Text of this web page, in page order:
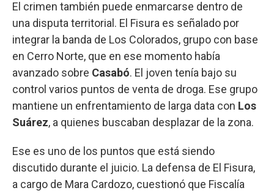
El crimen también puede enmarcarse dentro de
una disputa territorial. El Fisura es señalado por
integrar la banda de Los Colorados, grupo con base
en Cerro Norte, que en ese momento había
avanzado sobre Casabó. El joven tenía bajo su
control varios puntos de venta de droga. Ese grupo
mantiene un enfrentamiento de larga data con Los
Suárez, a quienes buscaban desplazar de la zona.
Ese es uno de los puntos que está siendo
discutido durante el juicio. La defensa de El Fisura,
a cargo de Mara Cardozo, cuestionó que Fiscalía